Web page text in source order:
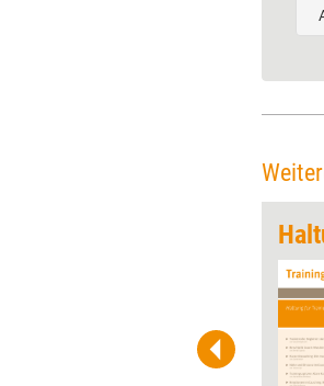
zu begleiten. Auch das eigene
liegt ihnen am Herzen. Doch wo